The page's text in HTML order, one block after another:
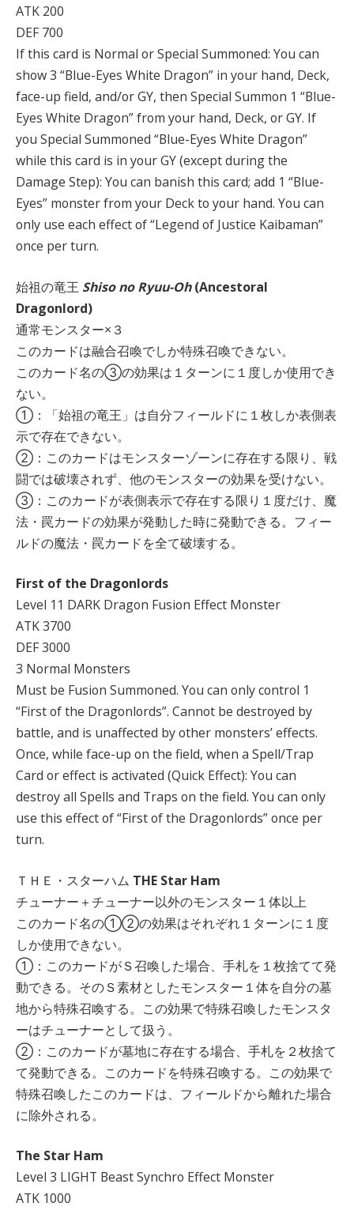
ATK 200
DEF 700
If this card is Normal or Special Summoned: You can
show 3 “Blue-Eyes White Dragon” in your hand, Deck,
face-up field, and/or GY, then Special Summon 1 “Blue-
Eyes White Dragon” from your hand, Deck, or GY. If
you Special Summoned “Blue-Eyes White Dragon”
while this card is in your GY (except during the
Damage Step): You can banish this card; add 1 “Blue-
Eyes” monster from your Deck to your hand. You can
only use each effect of “Legend of Justice Kaibaman”
once per turn.
始祖の竜王 Shiso no Ryuu-Oh(Ancestoral
Dragonlord)
通常モンスター×３
このカードは融合召喚でしか特殊召喚できない。
このカード名の③の効果は１ターンに１度しか使用でき
ない。
①：「始祖の竜王」は自分フィールドに１枚しか表側表
示で存在できない。
②：このカードはモンスターゾーンに存在する限り、戦
闘では破壊されず、他のモンスターの効果を受けない。
③：このカードが表側表示で存在する限り１度だけ、魔
法・罠カードの効果が発動した時に発動できる。フィー
ルドの魔法・罠カードを全て破壊する。
First of the Dragonlords
Level 11 DARK Dragon Fusion Effect Monster
ATK 3700
DEF 3000
3 Normal Monsters
Must be Fusion Summoned. You can only control 1
“First of the Dragonlords”. Cannot be destroyed by
battle, and is unaffected by other monsters’ effects.
Once, while face-up on the field, when a Spell/Trap
Card or effect is activated (Quick Effect): You can
destroy all Spells and Traps on the field. You can only
use this effect of “First of the Dragonlords” once per
turn.
ＴＨＥ・スターハム THE Star Ham
チューナー＋チューナー以外のモンスター１体以上
このカード名の①②の効果はそれぞれ１ターンに１度
しか使用できない。
①：このカードがＳ召喚した場合、手札を１枚捨てて発
動できる。そのＳ素材としたモンスター１体を自分の墓
地から特殊召喚する。この効果で特殊召喚したモンスタ
ーはチューナーとして扱う。
②：このカードが墓地に存在する場合、手札を２枚捨て
て発動できる。このカードを特殊召喚する。この効果で
特殊召喚したこのカードは、フィールドから離れた場合
に除外される。
The Star Ham
Level 3 LIGHT Beast Synchro Effect Monster
ATK 1000